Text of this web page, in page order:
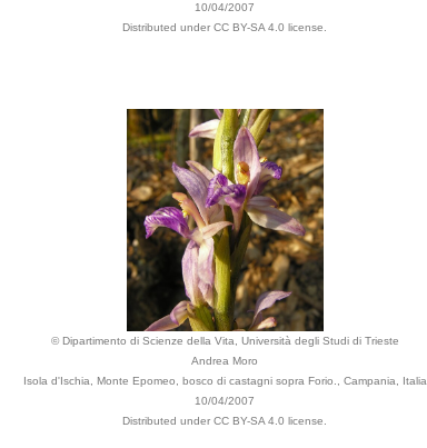
10/04/2007
Distributed under CC BY-SA 4.0 license.
© Dipartimento di Scienze della Vita, Università degli Studi di Trieste
Andrea Moro
Isola d'Ischia, Monte Epomeo, bosco di castagni sopra Forio., Campania, Italia
10/04/2007
Distributed under CC BY-SA 4.0 license.